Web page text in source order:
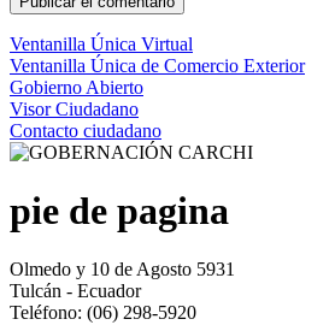
Ventanilla Única Virtual
Ventanilla Única de Comercio Exterior
Gobierno Abierto
Visor Ciudadano
Contacto ciudadano
pie de pagina
Olmedo y 10 de Agosto 5931
Tulcán - Ecuador
Teléfono: (06) 298-5920